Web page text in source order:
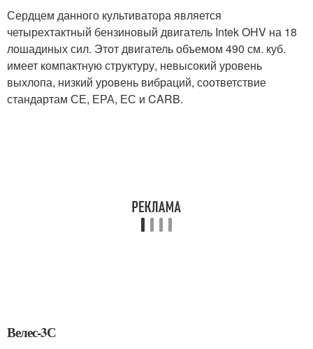
Сердцем данного культиватора является
четырехтактный бензиновый двигатель Intek OHV на 18
лошадиных сил. Этот двигатель объемом 490 см. куб.
имеет компактную структуру, невысокий уровень
выхлопа, низкий уровень вибраций, соответствие
стандартам СЕ, ЕРА, ЕС и CARB.
Велес-3С